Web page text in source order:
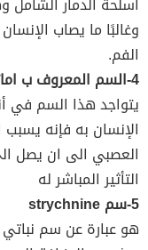
وغالبًا ما يصاب
الفم.
4-السم المعروف ب اماتوكسين
يتواجد هذا السم في
الإنسان به فإنه
العصبي الى ان يصل
التأثير المباشر له
5-سم strychnine